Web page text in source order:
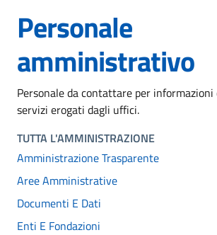
Personale
amministrativo
Personale da contattare per informazioni
servizi erogati dagli uffici.
TUTTA L'AMMINISTRAZIONE
Amministrazione Trasparente
Aree Amministrative
Documenti E Dati
Enti E Fondazioni